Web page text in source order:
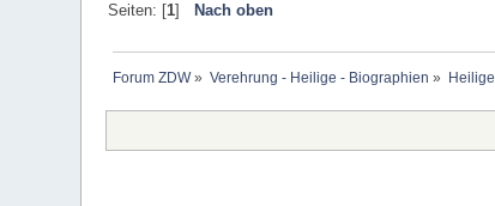
Seiten: [1]
Nach oben
Forum ZDW» Verehrung - Heilige - Biographien »